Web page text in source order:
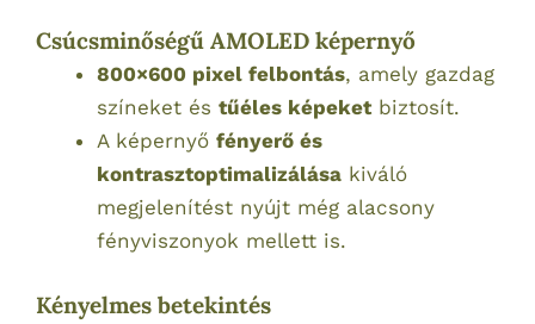
Csúcsminőségű AMOLED képernyő
800×600 pixel felbontás, amely gazdag
színeket és tűéles képeketbiztosít.
A képernyő fényerő és
kontrasztoptimalizálása kiváló
megjelenítést nyújt még alacsony
fényviszonyok mellett is.
Kényelmes betekintés